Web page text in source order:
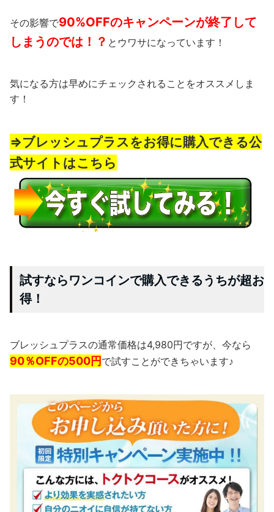
その影響で90%OFFのキャンペーンが終了して
しまうのでは！？ とウワサになっています！
気になる方は早めにチェックされることをオススメしま
す！
⇒ブレッシュプラスをお得に購入できる公
式サイトはこちら
試すならワンコインで購入できるうちが超お
得！
ブレッシュプラスの通常価格は4,980円ですが、今なら
90％OFFの500円 で試すことができちゃいます♪